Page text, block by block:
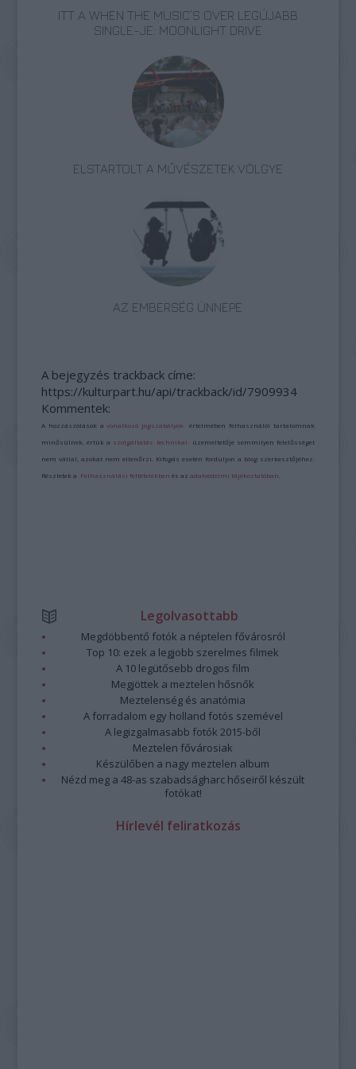
ITT A WHEN THE MUSIC’S OVER LEGÚJABB
SINGLE-JE: MOONLIGHT DRIVE
ELSTARTOLT A MŰVÉSZETEK VÖLGYE
AZ EMBERSÉG ÜNNEPE
A bejegyzés trackback címe:
https://kulturpart.hu/api/trackback/id/7909934
Kommentek:
A hozzászólások avonatkozó jogszabályok értelmében felhasználói tartalomnak
minősülnek, értük a szolgáltatás technikai üzemeltetője semmilyen felelősséget
nem vállal, azokat nem ellenőrzi. Kifogás esetén forduljon a blog szerkesztőjéhez.
Részletek a Felhasználási feltételekben és azadatvédelmi tájékoztatóban
Legolvasottabb
Megdöbbentő fotók a néptelen fővárosról
Top 10: ezek a legjobb szerelmes filmek
A 10 legütősebb drogos film
Megjöttek a meztelen hősnők
Meztelenség és anatómia
A forradalom egy holland fotós szemével
A legizgalmasabb fotók 2015-ből
Meztelen fővárosiak
Készülőben a nagy meztelen album
Nézd meg a 48-as szabadságharc hőseiről készült
fotókat!
Hírlevél feliratkozás